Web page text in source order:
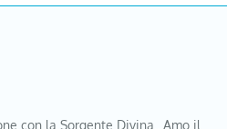
con la Sorgente Divina…Amo il